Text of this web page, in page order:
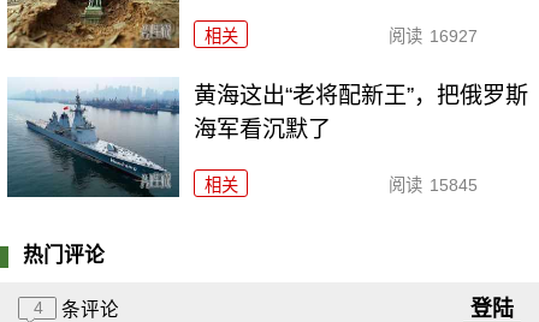
相关 阅读 16927
黄海这出“老将配新王”，把俄罗斯
海军看沉默了
相关 阅读 15845
热门评论
4 条评论 登陆